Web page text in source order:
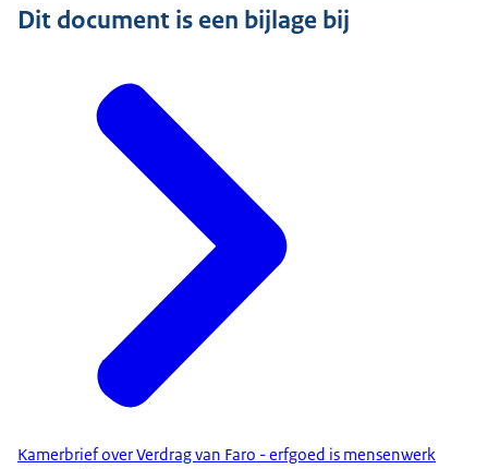
Dit document is een bijlage bij
Kamerbrief over Verdrag van Faro - erfgoed is mensenwerk